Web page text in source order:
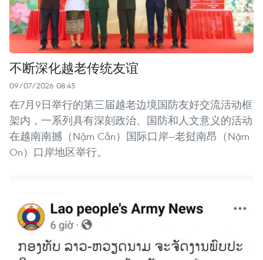
不断深化越老传统友谊
09/07/2026 08:45
在7月9日举行的第三届越老边境国防友好交流活动框
架内，一系列具有深刻政治、国防和人文意义的活动
在越南南撼（Nậm Cắn）国际口岸—老挝南昂（Nặm
On）口岸地区举行。